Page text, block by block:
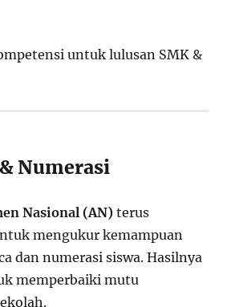
untuk lulusan SMK &
Numerasi
Nasional (AN) terus
mengukur kemampuan
dan numerasi siswa. Hasilnya
memperbaiki mutu